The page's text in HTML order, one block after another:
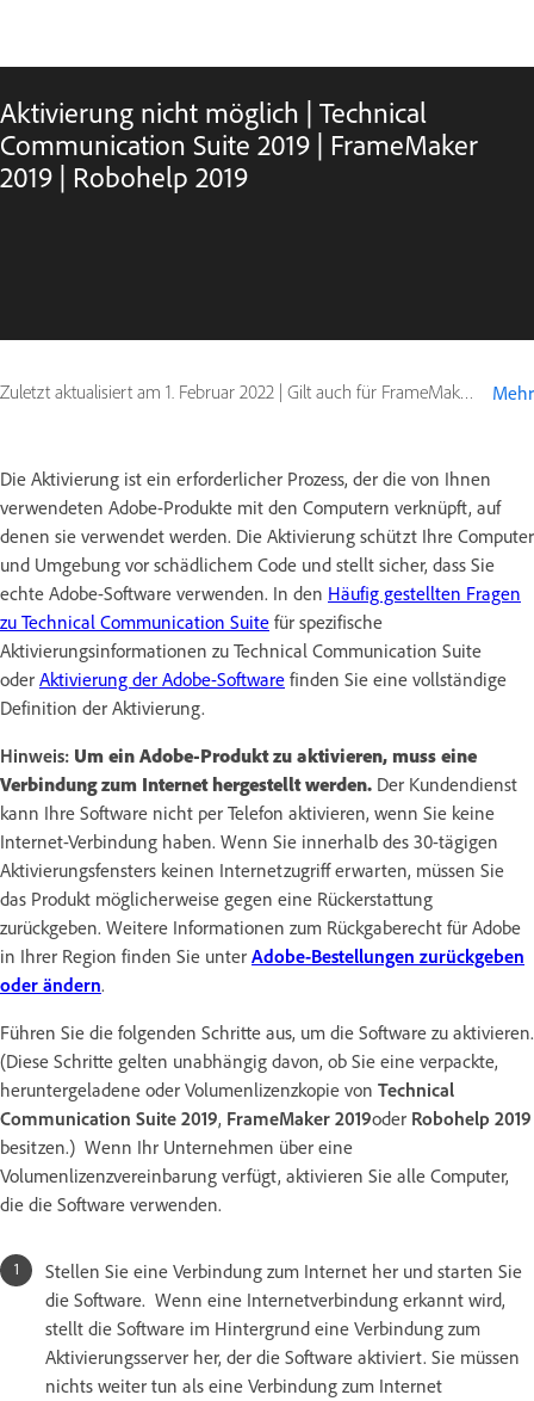
Aktivierung nicht möglich | Technical
Communication Suite 2019 | FrameMaker
2019 | Robohelp 2019
Zuletzt aktualisiert am 1. Februar 2022 | Gilt auch für FrameMaker, RoboHelp Mehr
Die Aktivierung ist ein erforderlicher Prozess, der die von Ihnen
verwendeten Adobe-Produkte mit den Computern verknüpft, auf
denen sie verwendet werden. Die Aktivierung schützt Ihre Computer
und Umgebung vor schädlichem Code und stellt sicher, dass Sie
echte Adobe-Software verwenden. In den Häufig gestellten Fragen
zu Technical Communication Suite für spezifische
Aktivierungsinformationen zu Technical Communication Suite
oder Aktivierung der Adobe-Software finden Sie eine vollständige
Definition der Aktivierung.
Hinweis: Um ein Adobe-Produkt zu aktivieren, muss eine
Verbindung zum Internet hergestellt werden. Der Kundendienst
kann Ihre Software nicht per Telefon aktivieren, wenn Sie keine
Internet-Verbindung haben. Wenn Sie innerhalb des 30-tägigen
Aktivierungsfensters keinen Internetzugriff erwarten, müssen Sie
das Produkt möglicherweise gegen eine Rückerstattung
zurückgeben. Weitere Informationen zum Rückgaberecht für Adobe
in Ihrer Region finden Sie unter Adobe-Bestellungen zurückgeben
oder ändern.
Führen Sie die folgenden Schritte aus, um die Software zu aktivieren.
(Diese Schritte gelten unabhängig davon, ob Sie eine verpackte,
heruntergeladene oder Volumenlizenzkopie von Technical
Communication Suite 2019, FrameMaker 2019oder Robohelp 2019
besitzen.) Wenn Ihr Unternehmen über eine
Volumenlizenzvereinbarung verfügt, aktivieren Sie alle Computer,
die die Software verwenden.
Stellen Sie eine Verbindung zum Internet her und starten Sie
die Software. Wenn eine Internetverbindung erkannt wird,
stellt die Software im Hintergrund eine Verbindung zum
Aktivierungsserver her, der die Software aktiviert. Sie müssen
nichts weiter tun als eine Verbindung zum Internet